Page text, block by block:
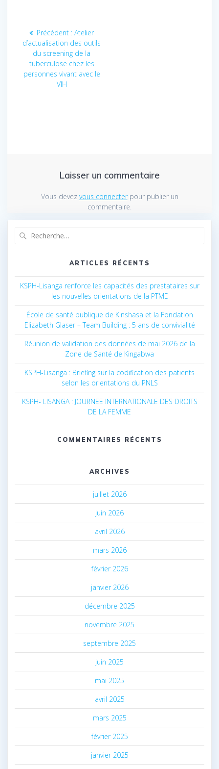
Navigation
de
l’article
Précédent : Article
précédent
:
Atelier
d’actualisation des outils
du screening de la
tuberculose chez les
personnes vivant avec le
VIH
Laisser un commentaire
Vous devez vous connecterpour publier un
commentaire.
ARTICLES RÉCENTS
KSPH-Lisanga renforce les capacités des prestataires sur
les nouvelles orientations de la PTME
École de santé publique de Kinshasa et la Fondation
Elizabeth Glaser – Team Building : 5 ans de convivialité
Réunion de validation des données de mai 2026 de la
Zone de Santé de Kingabwa
KSPH-Lisanga : Briefing sur la codification des patients
selon les orientations du PNLS
KSPH- LISANGA : JOURNEE INTERNATIONALE DES DROITS
DE LA FEMME
COMMENTAIRES RÉCENTS
ARCHIVES
juillet 2026
juin 2026
avril 2026
mars 2026
février 2026
janvier 2026
décembre 2025
novembre 2025
septembre 2025
juin 2025
mai 2025
avril 2025
mars 2025
février 2025
janvier 2025